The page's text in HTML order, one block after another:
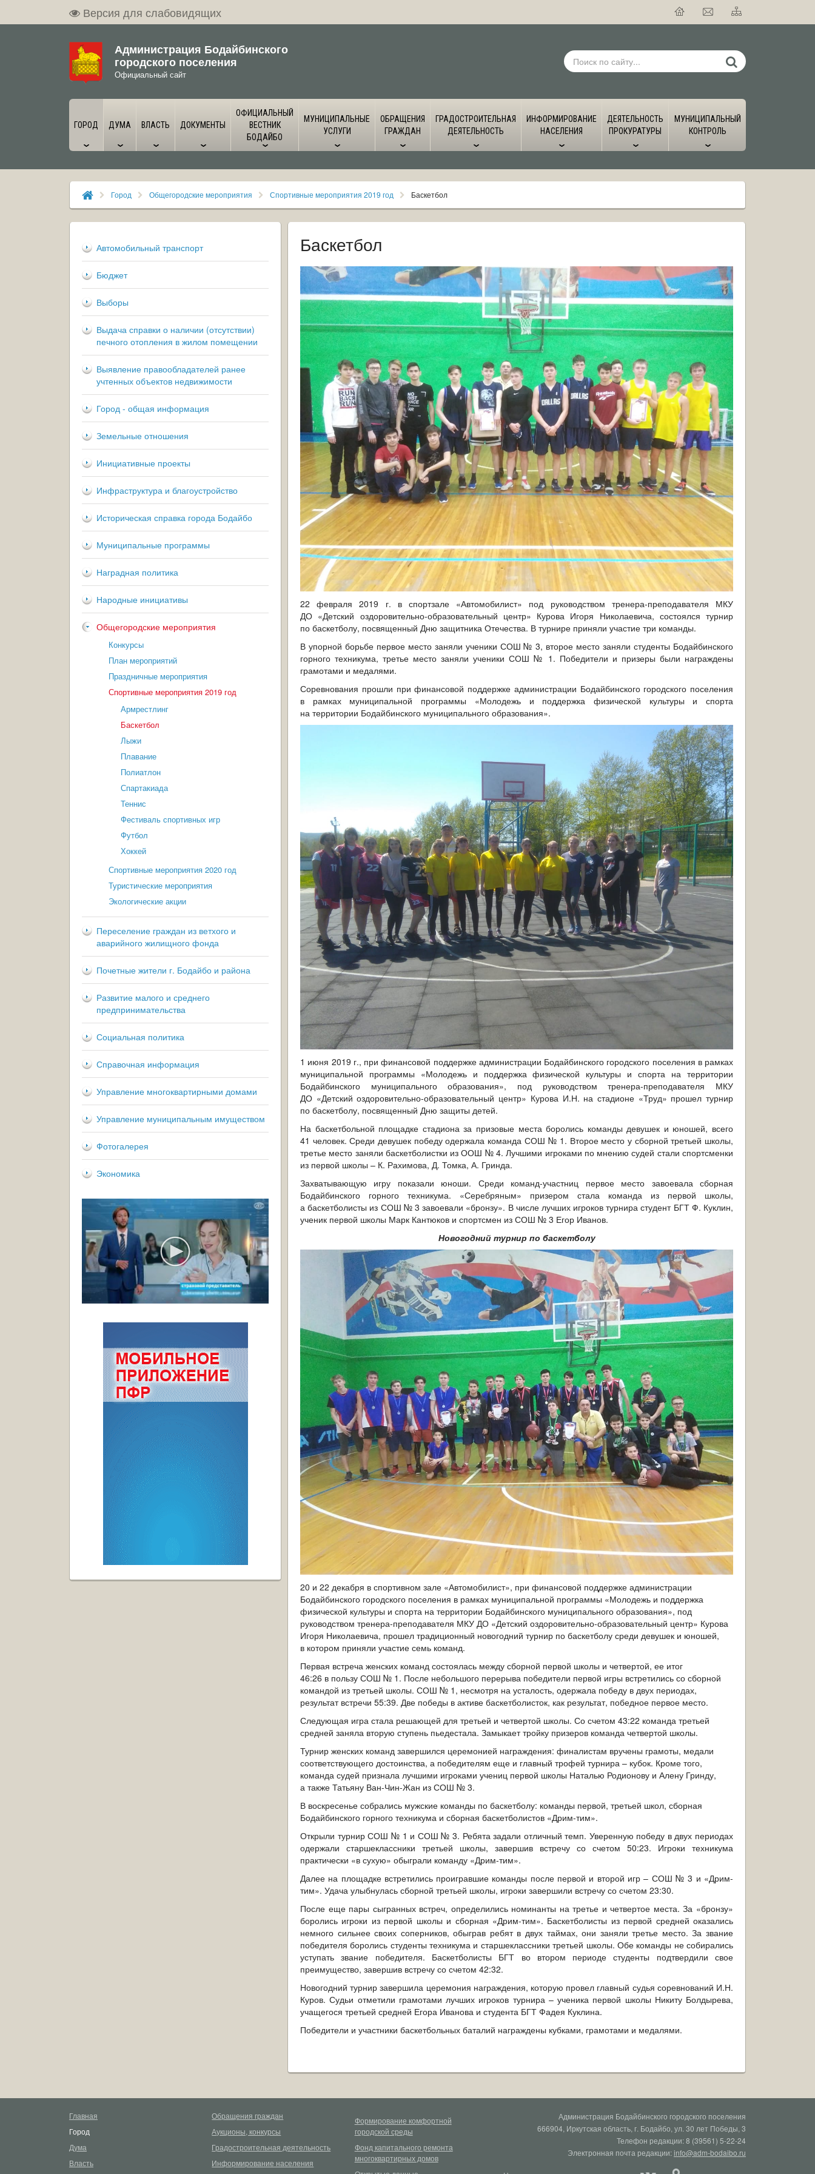
Версия для слабовидящих
Администрация Бодайбинского
городского поселения
Официальный сайт
ГОРОД ДУМА ВЛАСТЬ ДОКУМЕНТЫ
ОФИЦИАЛЬНЫЙ
ВЕСТНИК
БОДАЙБО
МУНИЦИПАЛЬНЫЕ
УСЛУГИ
ОБРАЩЕНИЯ
ГРАЖДАН
ГРАДОСТРОИТЕЛЬНАЯ
ДЕЯТЕЛЬНОСТЬ
ИНФОРМИРОВАНИЕ
НАСЕЛЕНИЯ
ДЕЯТЕЛЬНОСТЬ
ПРОКУРАТУРЫ
МУНИЦИПАЛЬНЫЙ
КОНТРОЛЬ
Город Общегородские мероприятия Спортивные мероприятия 2019 год Баскетбол
Автомобильный транспорт
Бюджет
Выборы
Выдача справки о наличии (отсутствии)
печного отопления в жилом помещении
Выявление правообладателей ранее
учтенных объектов недвижимости
Город - общая информация
Земельные отношения
Инициативные проекты
Инфраструктура и благоустройство
Историческая справка города Бодайбо
Муниципальные программы
Наградная политика
Народные инициативы
Общегородские мероприятия
Конкурсы
План мероприятий
Праздничные мероприятия
Спортивные мероприятия 2019 год
Армрестлинг
Баскетбол
Лыжи
Плавание
Полиатлон
Спартакиада
Теннис
Фестиваль спортивных игр
Футбол
Хоккей
Спортивные мероприятия 2020 год
Туристические мероприятия
Экологические акции
Переселение граждан из ветхого и
аварийного жилищного фонда
Почетные жители г. Бодайбо и района
Развитие малого и среднего
предпринимательства
Социальная политика
Справочная информация
Управление многоквартирными домами
Управление муниципальным имуществом
Фотогалерея
Экономика
Баскетбол
22 февраля 2019 г. в спортзале «Автомобилист» под руководством тренера-преподавателя МКУ
ДО «Детский оздоровительно-образовательный центр» Курова Игоря Николаевича, состоялся турнир
по баскетболу, посвященный Дню защитника Отечества. В турнире приняли участие три команды.
В упорной борьбе первое место заняли ученики СОШ № 3, второе место заняли студенты Бодайбинского
горного техникума, третье место заняли ученики СОШ № 1. Победители и призеры были награждены
грамотами и медалями.
Соревнования прошли при финансовой поддержке администрации Бодайбинского городского поселения
в рамках муниципальной программы «Молодежь и поддержка физической культуры и спорта
на территории Бодайбинского муниципального образования».
1 июня 2019 г., при финансовой поддержке администрации Бодайбинского городского поселения в рамках
муниципальной программы «Молодежь и поддержка физической культуры и спорта на территории
Бодайбинского муниципального образования», под руководством тренера-преподавателя МКУ
ДО «Детский оздоровительно-образовательный центр» Курова И.Н. на стадионе «Труд» прошел турнир
по баскетболу, посвященный Дню защиты детей.
На баскетбольной площадке стадиона за призовые места боролись команды девушек и юношей, всего
41 человек. Среди девушек победу одержала команда СОШ № 1. Второе место у сборной третьей школы,
третье место заняли баскетболистки из ООШ № 4. Лучшими игроками по мнению судей стали спортсменки
из первой школы – К. Рахимова, Д. Томка, А. Гринда.
Захватывающую игру показали юноши. Среди команд-участниц первое место завоевала сборная
Бодайбинского горного техникума. «Серебряным» призером стала команда из первой школы,
а баскетболисты из СОШ № 3 завоевали «бронзу». В числе лучших игроков турнира студент БГТ Ф. Куклин,
ученик первой школы Марк Кантюков и спортсмен из СОШ № 3 Егор Иванов.
Новогодний турнир по баскетболу
20 и 22 декабря в спортивном зале «Автомобилист», при финансовой поддержке администрации
Бодайбинского городского поселения в рамках муниципальной программы «Молодежь и поддержка
физической культуры и спорта на территории Бодайбинского муниципального образования», под
руководством тренера-преподавателя МКУ ДО «Детский оздоровительно-образовательный центр» Курова
Игоря Николаевича, прошел традиционный новогодний турнир по баскетболу среди девушек и юношей,
в котором приняли участие семь команд.
Первая встреча женских команд состоялась между сборной первой школы и четвертой, ее итог
46:26 в пользу СОШ № 1. После небольшого перерыва победители первой игры встретились со сборной
командой из третьей школы. СОШ № 1, несмотря на усталость, одержала победу в двух периодах,
результат встречи 55:39. Две победы в активе баскетболисток, как результат, победное первое место.
Следующая игра стала решающей для третьей и четвертой школы. Со счетом 43:22 команда третьей
средней заняла вторую ступень пьедестала. Замыкает тройку призеров команда четвертой школы.
Турнир женских команд завершился церемонией награждения: финалистам вручены грамоты, медали
соответствующего достоинства, а победителям еще и главный трофей турнира – кубок. Кроме того,
команда судей признала лучшими игроками учениц первой школы Наталью Родионову и Алену Гринду,
а также Татьяну Ван-Чин-Жан из СОШ № 3.
В воскресенье собрались мужские команды по баскетболу: команды первой, третьей школ, сборная
Бодайбинского горного техникума и сборная баскетболистов «Дрим-тим».
Открыли турнир СОШ № 1 и СОШ № 3. Ребята задали отличный темп. Уверенную победу в двух периодах
одержали старшеклассники третьей школы, завершив встречу со счетом 50:23. Игроки техникума
практически «в сухую» обыграли команду «Дрим-тим».
Далее на площадке встретились проигравшие команды после первой и второй игр – СОШ № 3 и «Дрим-
тим». Удача улыбнулась сборной третьей школы, игроки завершили встречу со счетом 23:30.
После еще пары сыгранных встреч, определились номинанты на третье и четвертое места. За «бронзу»
боролись игроки из первой школы и сборная «Дрим-тим». Баскетболисты из первой средней оказались
немного сильнее своих соперников, обыграв ребят в двух таймах, они заняли третье место. За звание
победителя боролись студенты техникума и старшеклассники третьей школы. Обе команды не собирались
уступать звание победителя. Баскетболисты БГТ во втором периоде студенты подтвердили свое
преимущество, завершив встречу со счетом 42:32.
Новогодний турнир завершила церемония награждения, которую провел главный судья соревнований И.Н.
Куров. Судьи отметили грамотами лучших игроков турнира – ученика первой школы Никиту Болдырева,
учащегося третьей средней Егора Иванова и студента БГТ Фадея Куклина.
Победители и участники баскетбольных баталий награждены кубками, грамотами и медалями.
Главная
Город
Дума
Власть
Обращения граждан
Аукционы, конкурсы
Градостроительная деятельность
Информирование населения
Формирование комфортной
городской среды
Фонд капитального ремонта
многоквартирных домов
Администрация Бодайбинского городского поселения
666904, Иркутская область, г. Бодайбо, ул. 30 лет Победы, 3
Телефон редакции: 8 (39561) 5-22-24
Электронная почта редакции:info@adm-bodaibo.ru